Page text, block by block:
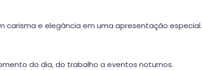
carisma e elegância em uma apresentação especial.
do dia, do trabalho a eventos noturnos.